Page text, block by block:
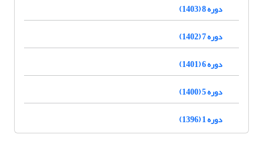
دوره 8 (1403)
دوره 7 (1402)
دوره 6 (1401)
دوره 5 (1400)
دوره 1 (1396)